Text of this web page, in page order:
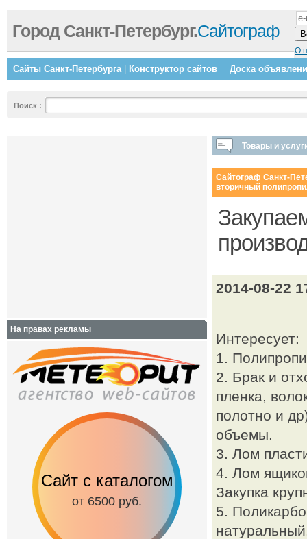
О
Город Санкт-Петербург.Сайтограф
Сайты Санкт-Петербурга| Конструктор сайтов Доска
Поиск :
Товары и
Сайтограф Санкт-
вторичный
2014-08-22
Интересует:
1.
2. Брак и
пленка,
полотно и
объемы.
3. Лом
4. Лом
Закупка
5.
На правах рекламы
руб.
Корпоративный
сайт
от 15000 руб.
от